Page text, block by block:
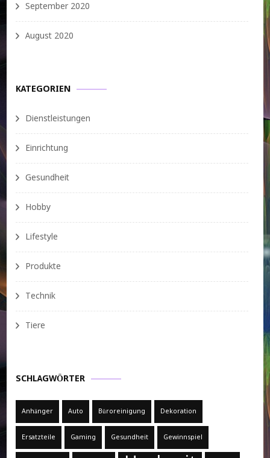
September 2020
August 2020
KATEGORIEN
Dienstleistungen
Einrichtung
Gesundheit
Hobby
Lifestyle
Produkte
Technik
Tiere
SCHLAGWÖRTER
Anhänger Auto Büroreinigung Dekoration
Ersatzteile Gaming Gesundheit Gewinnspiel